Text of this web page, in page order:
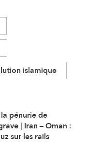
islamique
pénurie de
| Iran – Oman :
sur les rails